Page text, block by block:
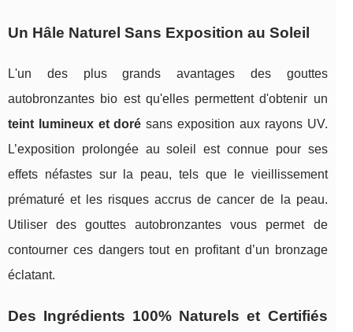
Un Hâle Naturel Sans Exposition au Soleil
L'un des plus grands avantages des gouttes
autobronzantes bio est qu'elles permettent d'obtenir un
teint lumineux et doré sans exposition aux rayons UV.
L’exposition prolongée au soleil est connue pour ses
effets néfastes sur la peau, tels que le vieillissement
prématuré et les risques accrus de cancer de la peau.
Utiliser des gouttes autobronzantes vous permet de
contourner ces dangers tout en profitant d’un bronzage
éclatant.
Des Ingrédients 100% Naturels et Certifiés